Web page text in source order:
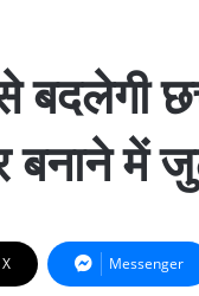
बदलेगी
बनाने में
X Messenger